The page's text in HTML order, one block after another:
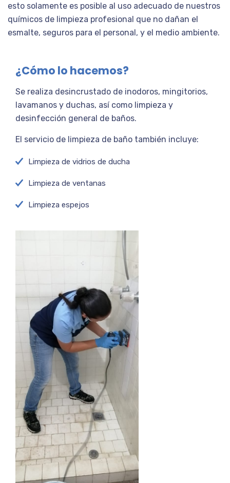
esto solamente es posible al uso adecuado de nuestros
químicos de limpieza profesional que no dañan el
esmalte, seguros para el personal, y el medio ambiente.
¿Cómo lo hacemos?
Se realiza desincrustado de inodoros, mingitorios,
lavamanos y duchas, así como limpieza y
desinfección general de baños.
El servicio de limpieza de baño también incluye:
Limpieza de vidrios de ducha
Limpieza de ventanas
Limpieza espejos